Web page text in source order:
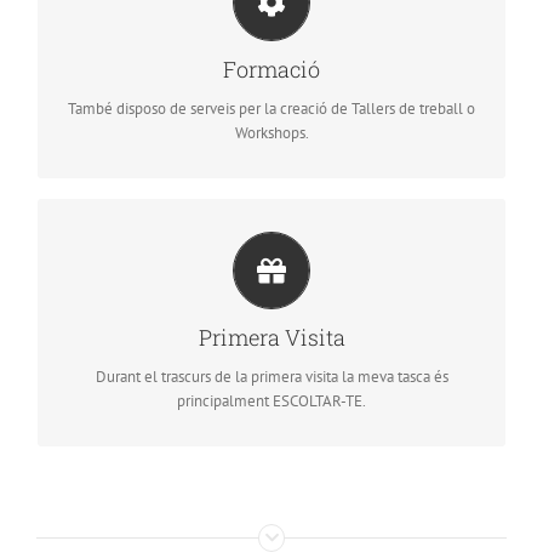
Formació
També disposo de serveis per la creació de Tallers de treball o
Workshops.
Primera Visita
Durant el trascurs de la primera visita la meva tasca és
principalment ESCOLTAR-TE.
Durant el transcurs de la primera visita sentarem
les bases per a que el procés sigui un ÈXIT.